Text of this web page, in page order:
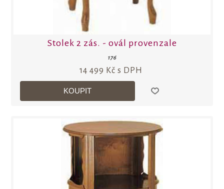
Stolek 2 zás. - ovál provenzale
176
14 499 Kč s DPH